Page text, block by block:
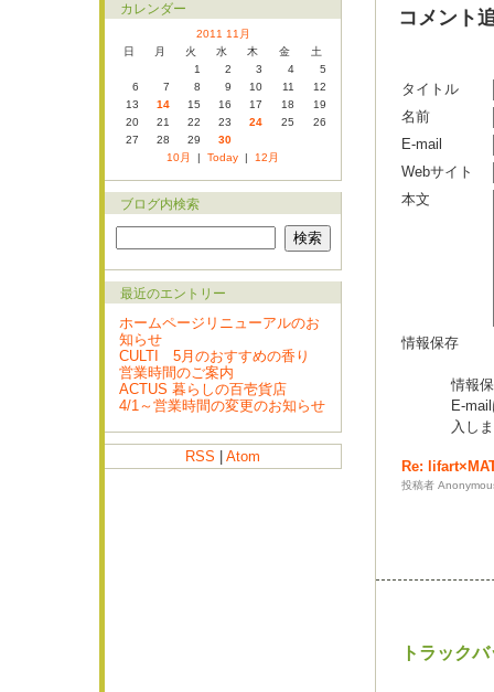
コメント
タイトル
名前
E-mail
Webサイト
本文
情報保存
情報
E-
入し
Re:
投稿者
トラック
カレンダー
2011 11月
日
月 火 水 木 金
土
1
2 3 4
5
6
7 8 9 10 11
12
13
14 15 16 17 18
19
20
21 22 23 24 25
26
27
28 29
30
10月
| Today | 12月
ブログ内検索
最近のエントリー
ホームページリニューアルのお
知らせ
CULTI 5月のおすすめの香り
営業時間のご案内
ACTUS 暮らしの百壱貨店
4/1～営業時間の変更のお知らせ
RSS Atom